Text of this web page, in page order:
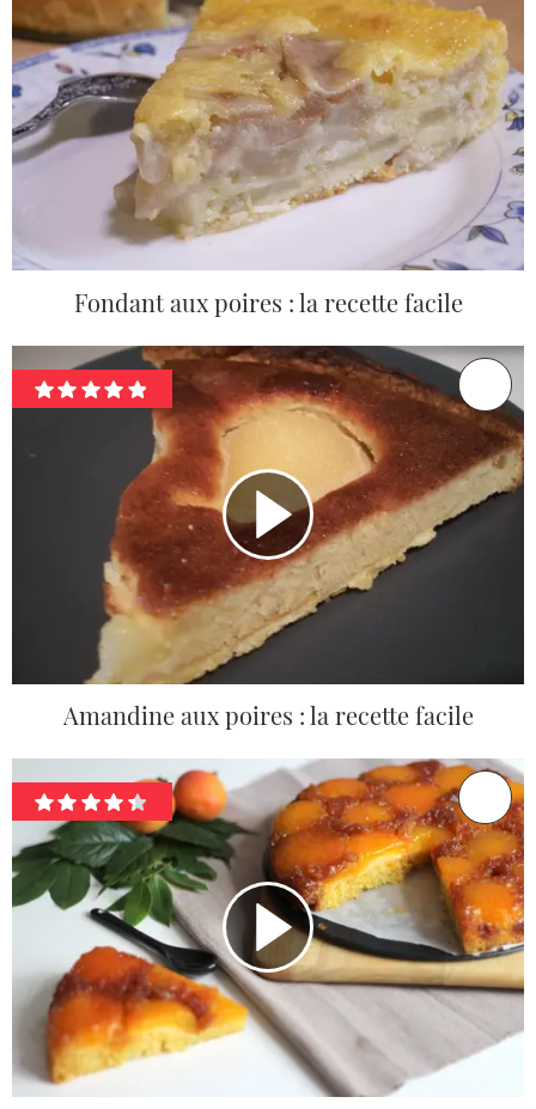
Fondant aux poires : la recette facile
Amandine aux poires : la recette facile